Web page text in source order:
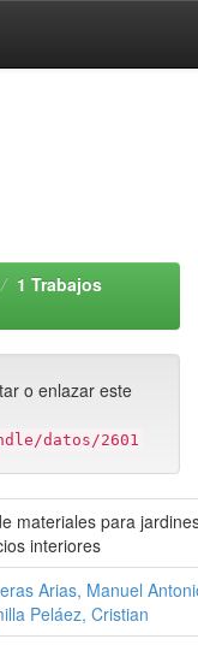
1 Trabajos
o enlazar este
datos/2601
materiales para
interiores
Arias, Manuel
Peláez, Cristian